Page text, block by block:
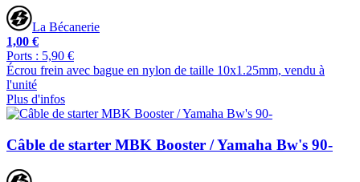
La Bécanerie
1,00 €
Ports : 5,90 €
Écrou frein avec bague en nylon de taille 10x1.25mm, vendu à
l'unité
Plus d'infos
Câble de starter MBK Booster / Yamaha Bw's 90-